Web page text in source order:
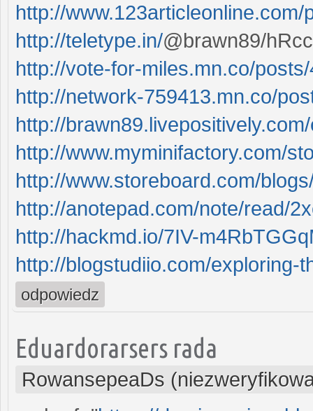
http://www.123articleonline.com/
http://teletype.in/@brawn89/
http://vote-for-miles.mn.co/
http://network-759413.mn.co/
http://
http://www.myminifactory.com/
http://www.storeboard.com/
http://anotepad.com/note/read/
http://hackmd.io/7IV-
http://blogstudiio.com/exploring-
odpowiedz
Eduardorarsers rada
RowansepeaDs